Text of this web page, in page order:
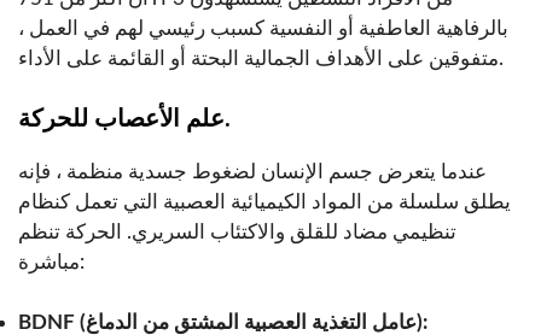
بالرفاهية العاطفية أو النفسية كسبب رئيسي لهم في العمل ،
متفوقين على الأهداف الجمالية البحتة أو القائمة على الأداء.
علم الأعصاب للحركة.
عندما يتعرض جسم الإنسان لضغوط جسدية منظمة ، فإنه
يطلق سلسلة من المواد الكيميائية العصبية التي تعمل كنظام
تنظيمي مضاد للقلق والاكتئاب السريري. الحركة تنظم
مباشرة:
BDNF (عامل التغذية العصبية المشتق من الدماغ):